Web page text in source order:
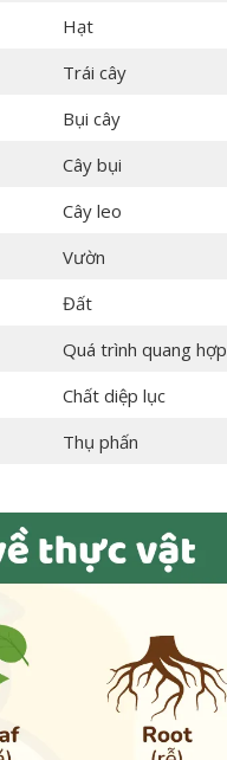
Hạt
Trái cây
Bụi cây
Cây bụi
Cây leo
Vườn
Đất
Quá trình quang hợp
Chất diệp lục
Thụ phấn